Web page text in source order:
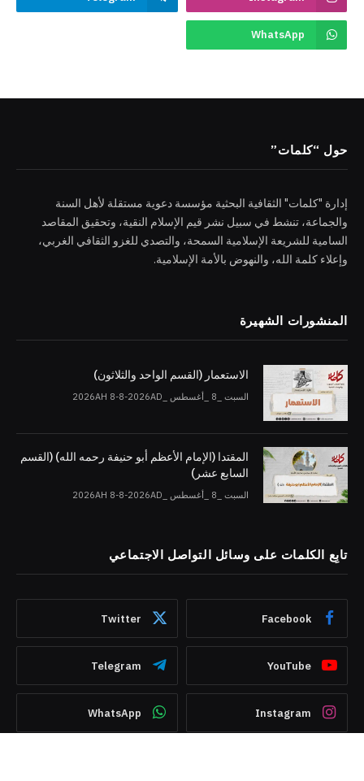
WhatsApp
حول “كلمات”
إدارة "كلمات" الثقافية البحثية مؤسسة دعوية مستقلة لأهل السنة
والجماعة، تنشط في سبيل نشر قيم الإسلام النقية، وتحقيق المقاصد
السامية للشريعة الإسلامية السمحة، والتصدي للغزو الثقافي الغربي،
وإعلاء كلمة الله، والنهوض بالأمة الإسلامية.
المنشورات الشهيرة
الاستعمار (القسم الواحد والثلاثون)
السبت _8 _أغسطس _2026AH 8-8-2026AD
المقتدا (الإمام الأعظم أبو حنيفة رحمه الله) (القسم
السابع عشر)
السبت _8 _أغسطس _2026AH 8-8-2026AD
تابِع الكلمات على وسائل التواصل الاجتماعي
Facebook
Twitter
YouTube
Telegram
Instagram
WhatsApp